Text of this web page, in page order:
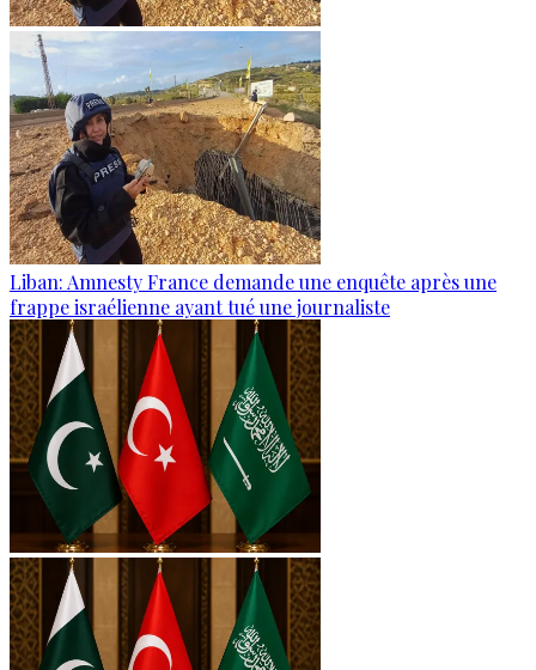
Liban: Amnesty France demande une enquête après une
frappe israélienne ayant tué une journaliste